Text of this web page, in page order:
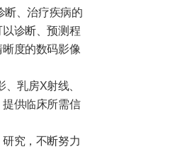
断、治疗疾病的
诊断、预测程
度的数码影像
乳房X射线、
供临床所需信
究，不断努力